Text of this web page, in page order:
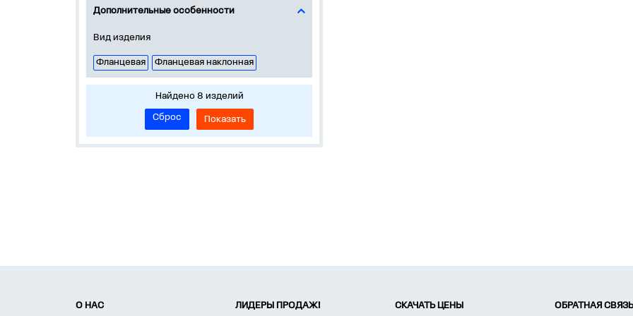
Дополнительные особенности
Вид изделия
Фланцевая Фланцевая наклонная
Найдено 8 изделий
Сброс
Показать
О НАС ЛИДЕРЫ ПРОДАЖ! СКАЧАТЬ ЦЕНЫ ОБРАТНАЯ СВЯЗЬ